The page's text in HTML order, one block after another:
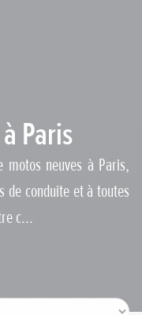
Paris
motos neuves à Paris,
de conduite et à toutes
c...